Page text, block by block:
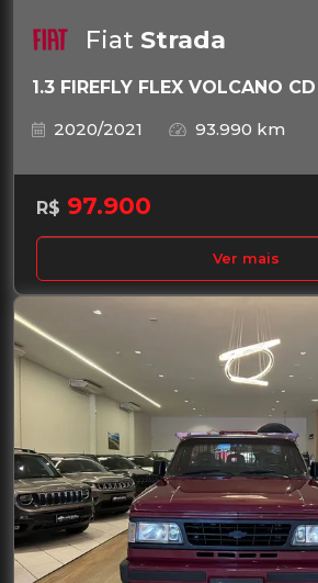
Fiat Strada
1.3 FIREFLY FLEX VOLCANO
2020/2021
93.990 km
R$ 97.900
Ver mais